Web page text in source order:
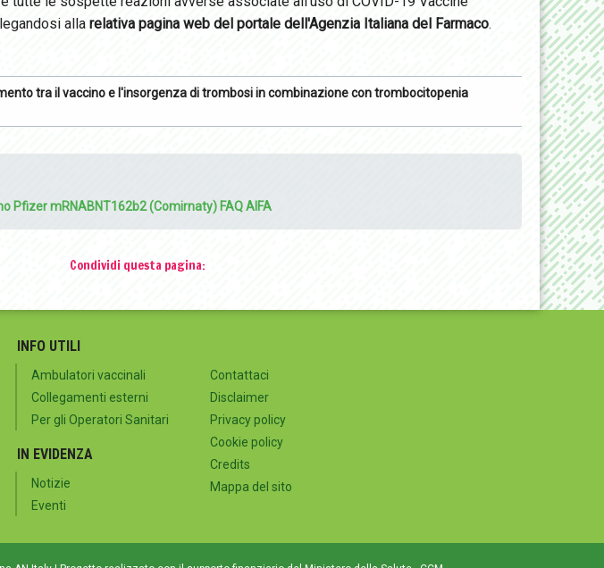
alla relativa pagina web del portale dell'Agenzia Italiana del Farmaco.
tra il vaccino e l'insorgenza di trombosi in combinazione con trombocitopenia
Pfizer mRNABNT162b2 (Comirnaty) FAQ AIFA
Condividi questa pagina:
INFO UTILI
Ambulatori vaccinali
Collegamenti esterni
Per gli Operatori Sanitari
IN EVIDENZA
Notizie
Eventi
Contattaci
Disclaimer
Privacy policy
Cookie policy
Credits
Mappa del sito